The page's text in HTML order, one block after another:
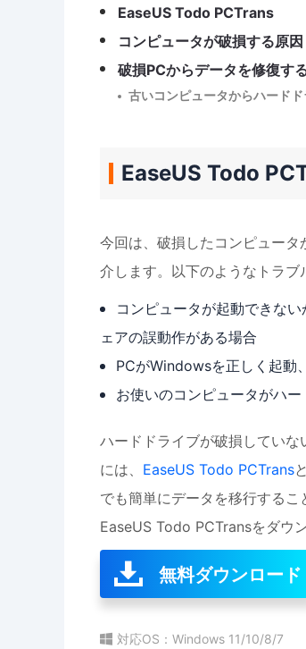
EaseUS Todo PCTrans
コンピュータが破損する原因
破損PCからデータを修復す
古いコンピュータからハード
EaseUS Todo
今回は、破損したコンピュー
介します。以下のようなトラブ
コンピュータが起動できな
ェアの誤動作がある場合
PCがWindowsを正しく起動
お使いのコンピュータがハ
ハードドライブが破損してい
には、 EaseUS Todo PCTrans
でも簡単にデータを移行するこ
EaseUS Todo PCTransをダウ
無料ダウンロード
対応OS：Windows 11/10/8/7